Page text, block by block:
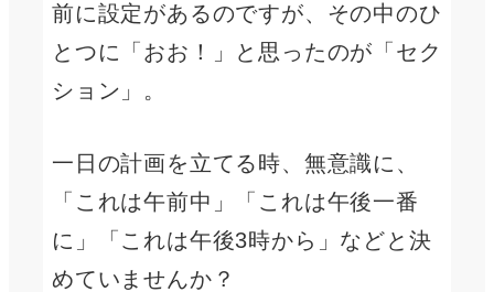
前に設定があるのですが、その中のひ
とつに「おお！」と思ったのが「セク
ション」。
一日の計画を立てる時、無意識に、
「これは午前中」「これは午後一番
に」「これは午後3時から」などと決
めていませんか？